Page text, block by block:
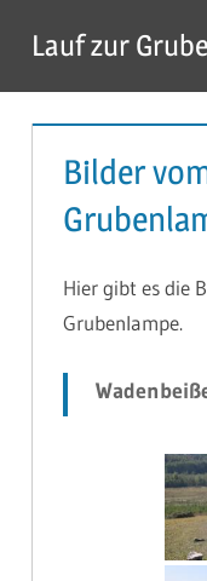
Inhalt
springen
Lauf zur
Bilder
Hier gibt es die
Grubenlampe.